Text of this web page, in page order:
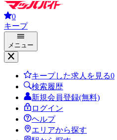
0
キープ
メニュー
キープした求人を見る0
検索履歴
新規会員登録(無料)
ログイン
ヘルプ
エリアから探す